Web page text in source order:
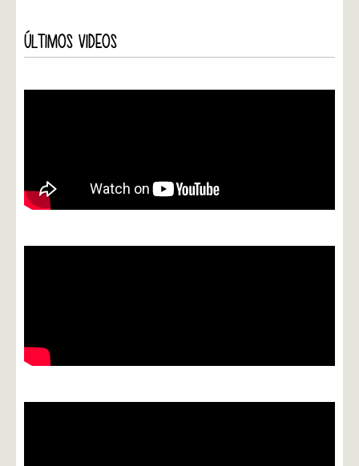
ÚLTIMOS VIDEOS